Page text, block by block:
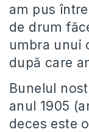
am pus
de drum
umbra unui
după care
Bunelul
anul 1905
deces este